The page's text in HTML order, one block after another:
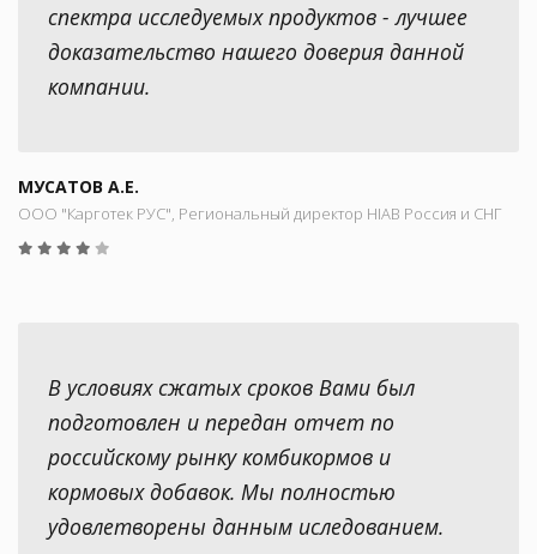
спектра исследуемых продуктов - лучшее
доказательство нашего доверия данной
компании.
МУСАТОВ А.Е.
ООО "Карготек РУС", Региональный директор HIAB Россия и СНГ
В условиях сжатых сроков Вами был
подготовлен и передан отчет по
российскому рынку комбикормов и
кормовых добавок. Мы полностью
удовлетворены данным иследованием.